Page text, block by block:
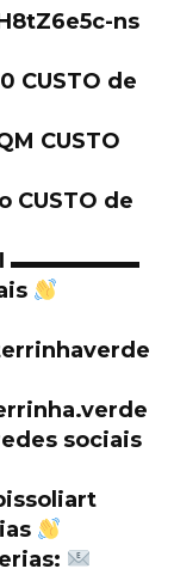
ns
CUSTO de
CUSTO
CUSTO de
▬▬▬▬▬▬
sociais